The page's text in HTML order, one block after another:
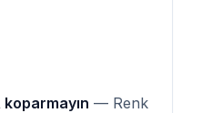
koparmayın — Renk